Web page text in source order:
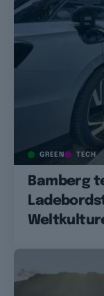
GREEN TECH
Bamberg